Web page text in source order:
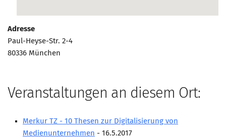
Münchner Marketingpreis
Mentoring
Bundesverband Marketing Clubs
Marketing Pioniere im BVMC
Adresse
Paul-Heyse-Str. 2-4
80336 München
Veranstaltungen an diesem Ort:
Merkur TZ - 10 Thesen zur Digitalisierung von
Medienunternehmen - 16.5.2017